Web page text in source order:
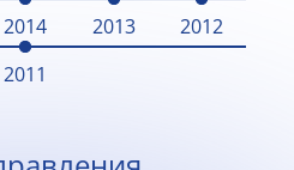
2014 2013
2012
2011